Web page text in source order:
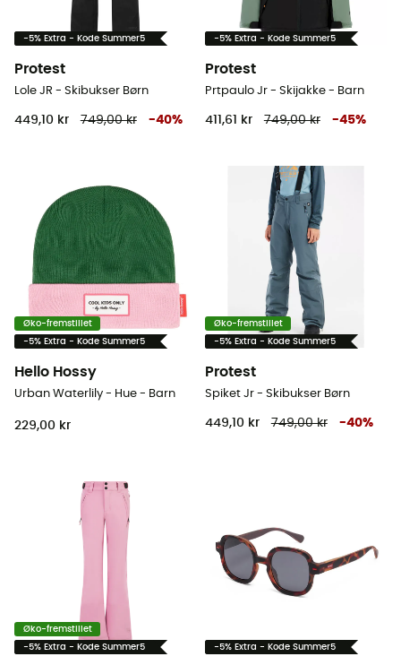
-5% Extra - Kode Summer5
Protest
Lole JR - Skibukser Børn
449,10 kr 749,00 kr -40%
-5% Extra - Kode Summer5
Protest
Prtpaulo Jr - Skijakke - Barn
411,61 kr 749,00 kr -45%
Øko-fremstillet
-5% Extra - Kode Summer5
Hello Hossy
Urban Waterlily - Hue - Barn
229,00 kr
Øko-fremstillet
-5% Extra - Kode Summer5
Protest
Spiket Jr - Skibukser Børn
449,10 kr 749,00 kr -40%
Øko-fremstillet
-5% Extra - Kode Summer5 -5% Extra - Kode Summer5